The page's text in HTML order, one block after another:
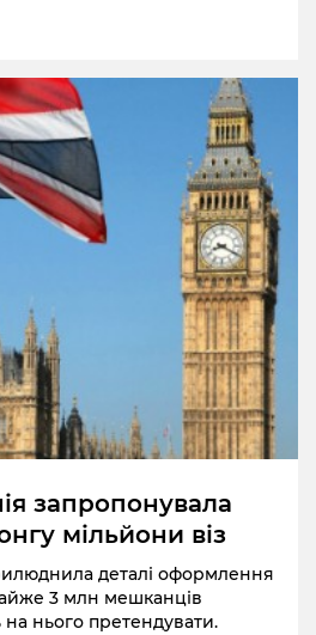
запропонувала
мільйони віз
деталі оформлення
3 млн мешканців
на нього претендувати.